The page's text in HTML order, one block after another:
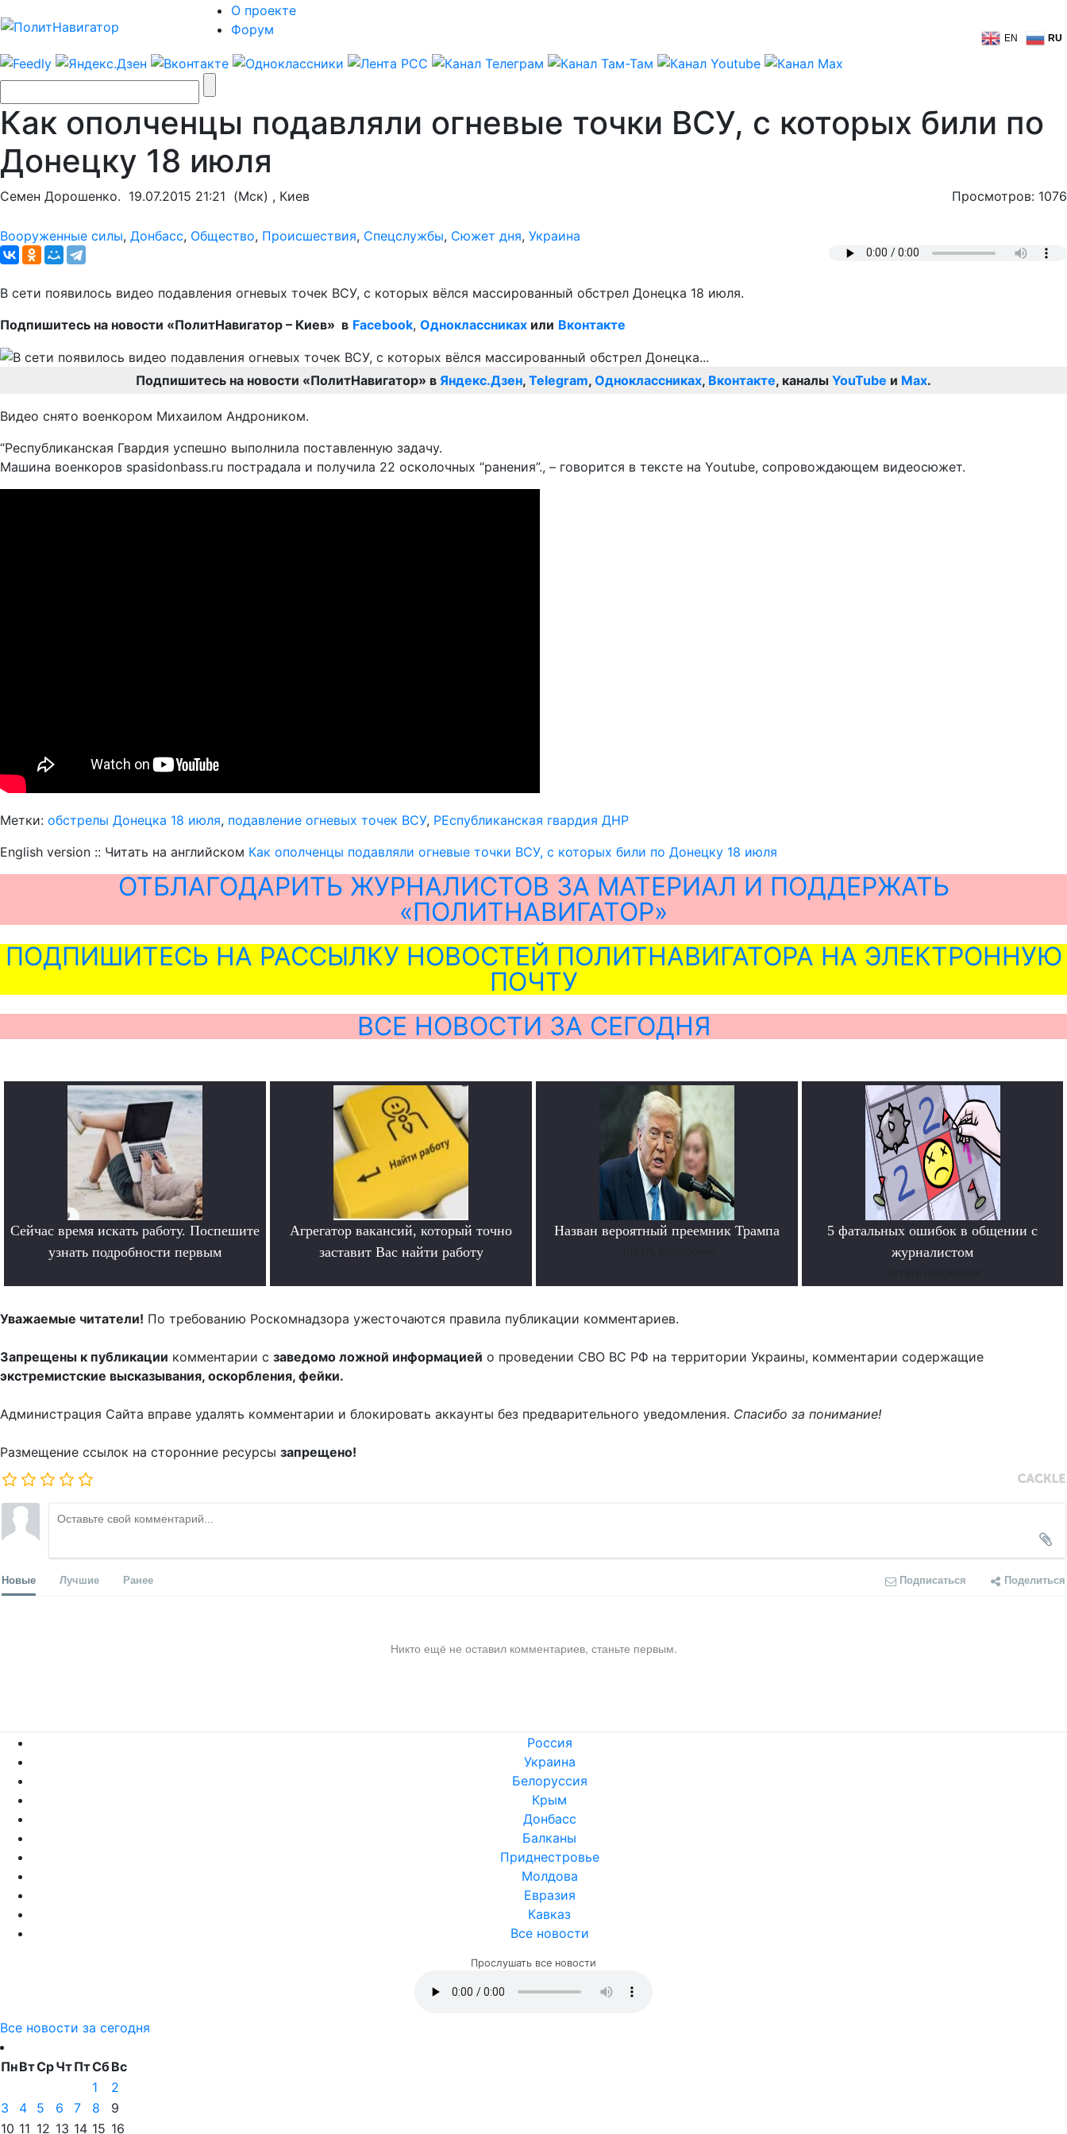
О проекте
Форум
EN RU
Как ополченцы подавляли огневые точки ВСУ, с которых били по
Донецку 18 июля
Семен Дорошенко. 19.07.2015 21:21 (Мск) , Киев Просмотров: 1076
Вооруженные силы, Донбасс, Общество, Происшествия, Спецслужбы, Сюжет дня, Украина
В сети появилось видео подавления огневых точек ВСУ, с которых вёлся массированный обстрел Донецка 18 июля.
Подпишитесь на новости «ПолитНавигатор – Киев» в Facebook, Одноклассниках или Вконтакте
Подпишитесь на новости «ПолитНавигатор» в Яндекс.Дзен, Telegram, Одноклассниках, Вконтакте, каналы YouTube и Max.
Видео снято военкором Михаилом Андроником.
“Республиканская Гвардия успешно выполнила поставленную задачу.
Машина военкоров spasidonbass.ru пострадала и получила 22 осколочных “ранения”., – говорится в тексте на Youtube, сопровождающем видеосюжет.
Метки: обстрелы Донецка 18 июля, подавление огневых точек ВСУ, РЕспубликанская гвардия ДНР
English version :: Читать на английском Как ополченцы подавляли огневые точки ВСУ, с которых били по Донецку 18 июля
ОТБЛАГОДАРИТЬ ЖУРНАЛИСТОВ ЗА МАТЕРИАЛ И ПОДДЕРЖАТЬ
«ПОЛИТНАВИГАТОР»
ПОДПИШИТЕСЬ НА РАССЫЛКУ НОВОСТЕЙ ПОЛИТНАВИГАТОРА НА ЭЛЕКТРОННУЮ
ПОЧТУ
ВСЕ НОВОСТИ ЗА СЕГОДНЯ
Сейчас время искать работу. Поспешите
узнать подробности первым
Агрегатор вакансий, который точно
заставит Вас найти работу
Назван вероятный преемник Трампа
5 фатальных ошибок в общении с
журналистом
Уважаемые читатели! По требованию Роскомнадзора ужесточаются правила публикации комментариев.
Запрещены к публикации комментарии с заведомо ложной информацией о проведении СВО ВС РФ на территории Украины, комментарии содержащие
экстремистские высказывания, оскорбления, фейки.
Администрация Сайта вправе удалять комментарии и блокировать аккаунты без предварительного уведомления. Спасибо за понимание!
Размещение ссылок на сторонние ресурсы запрещено!
Новые Лучшие Ранее Подписаться Поделиться
Никто ещё не оставил комментариев, станьте первым.
Россия
Украина
Белоруссия
Крым
Донбасс
Балканы
Приднестровье
Молдова
Евразия
Кавказ
Все новости
Прослушать все новости
Все новости за сегодня
ПнВтСрЧтПтСбВс
1
2
3
4 5 6 7 8
9
10 11 12 13 14 15 16